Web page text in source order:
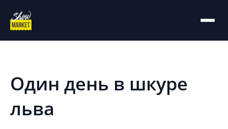
Один день в шкуре
льва